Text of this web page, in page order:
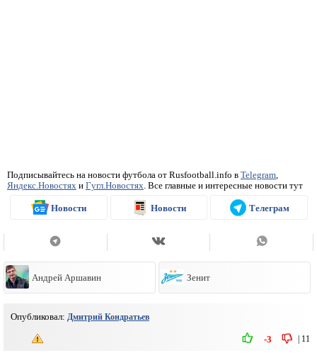
Подписывайтесь на новости футбола от Rusfootball.info в Telegram,
Яндекс.Новостях и Гугл.Новостях. Все главные и интересные новости тут
Новости Новости Телеграм
Андрей Аршавин Зенит
Опубликовал: Дмитрий Кондратьев
11
-3